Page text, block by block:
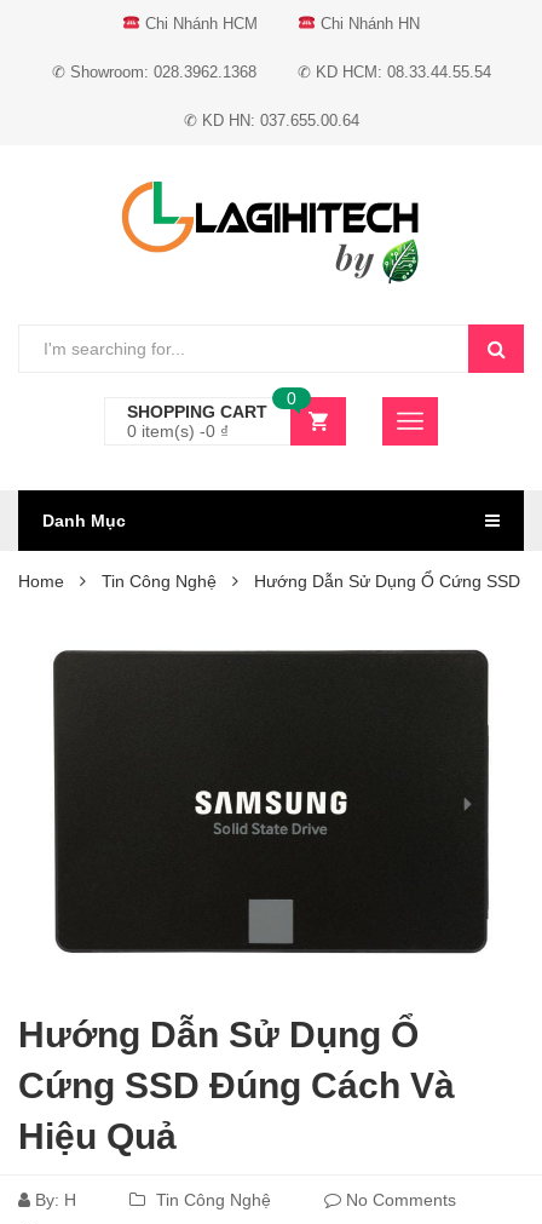
Chi Nhánh HCM Chi Nhánh HN
✆ Showroom: 028.3962.1368 ✆ KD HCM: 08.33.44.55.54
✆ KD HN: 037.655.00.64
SHOPPING CART
0 item(s) -0 ₫
0
Danh Mục
Home Tin Công Nghệ Hướng Dẫn Sử Dụng Ổ Cứng SSD
Hướng Dẫn Sử Dụng Ổ
Cứng SSD Đúng Cách Và
Hiệu Quả
By: H Tin Công Nghệ
No Comments